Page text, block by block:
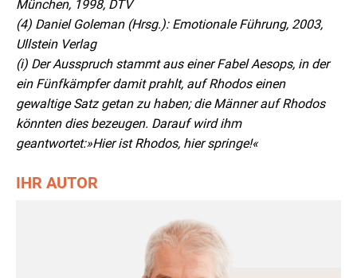
München, 1998, DTV
(4) Daniel Goleman (Hrsg.): Emotionale Führung, 2003,
Ullstein Verlag
(i) Der Ausspruch stammt aus einer Fabel Aesops, in der
ein Fünfkämpfer damit prahlt, auf Rhodos einen
gewaltige Satz getan zu haben; die Männer auf Rhodos
könnten dies bezeugen. Darauf wird ihm
geantwortet:»Hier ist Rhodos, hier springe!«
IHR AUTOR
Ausgewählte Schwerpunkte
> Seminare zur Entwicklung der Selbstkompetenz
> Führung in Achtsamkeit und Emotionaler Intelligenz